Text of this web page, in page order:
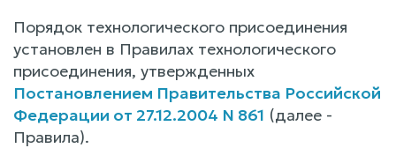
Порядок технологического присоединения
установлен в Правилах технологического
присоединения, утвержденных
Постановлением Правительства Российской
Федерации от 27.12.2004 N 861 (далее -
Правила).